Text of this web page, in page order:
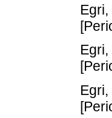
Egri,
Egri,
Egri,